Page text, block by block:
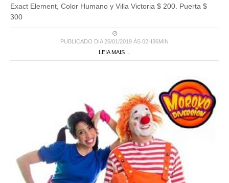
Exact Element, Color Humano y Villa Victoria $ 200. Puerta $
300
PUBLICADO DIA 26/01/2019 ÀS 02H36MIN
LEIA MAIS ...